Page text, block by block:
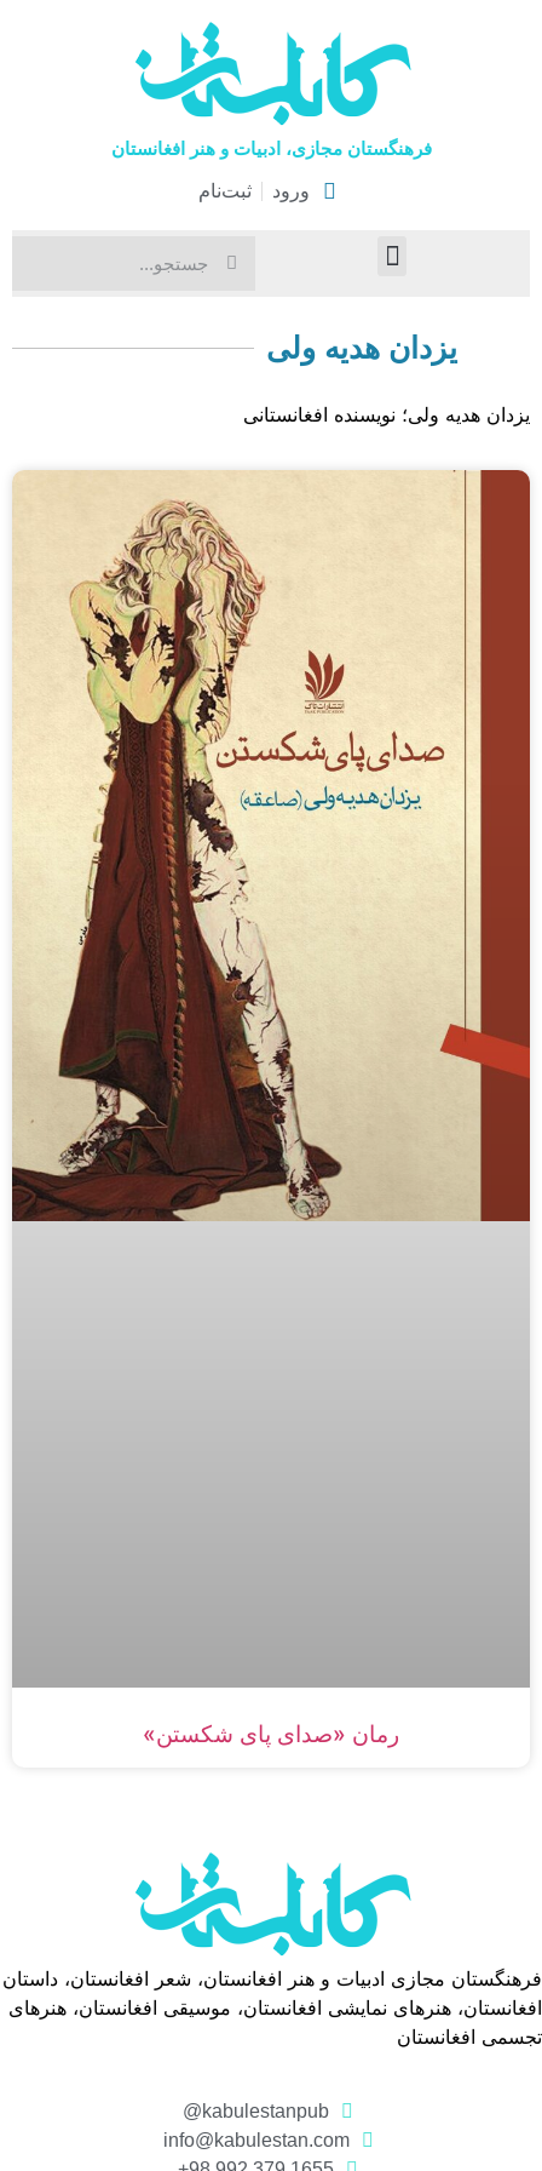
فرهنگستان مجازی، ادبیات و هنر افغانستان
ورود ثبت‌نام
یزدان هدیه ولی
یزدان هدیه ولی؛ نویسنده افغانستانی
رمان «صدای پای شکستن»
فرهنگستان مجازی ادبیات و هنر افغانستان، شعر افغانستان، داستان
افغانستان، هنرهای نمایشی افغانستان، موسیقی افغانستان، هنرهای
تجسمی افغانستان
kabulestanpub@
info@kabulestan.com